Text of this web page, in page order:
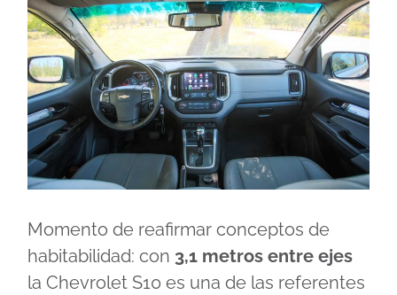
Momento de reafirmar conceptos de
habitabilidad: con 3,1 metros entre ejes
la Chevrolet S10 es una de las referentes